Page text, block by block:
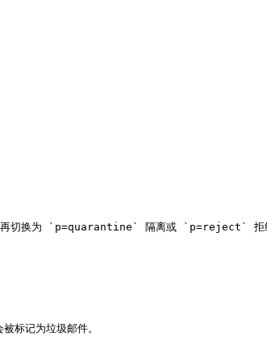
再切换为 `p=quarantine` 隔离或 `p=reject` 拒
标记为垃圾邮件。